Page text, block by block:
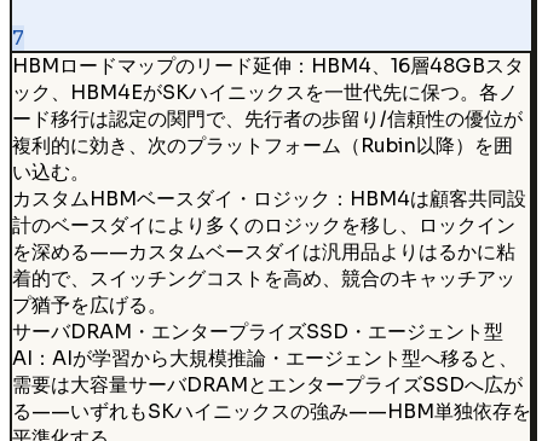
7
HBMロードマップのリード延伸：HBM4、16層48GBスタ
ック、HBM4EがSKハイニックスを一世代先に保つ。各ノ
ード移行は認定の関門で、先行者の歩留り/信頼性の優位が
複利的に効き、次のプラットフォーム（Rubin以降）を囲
い込む。
カスタムHBMベースダイ・ロジック：HBM4は顧客共同設
計のベースダイにより多くのロジックを移し、ロックイン
を深める——カスタムベースダイは汎用品よりはるかに粘
着的で、スイッチングコストを高め、競合のキャッチアッ
プ猶予を広げる。
サーバDRAM・エンタープライズSSD・エージェント型
AI：AIが学習から大規模推論・エージェント型へ移ると、
需要は大容量サーバDRAMとエンタープライズSSDへ広が
る——いずれもSKハイニックスの強み——HBM単独依存を